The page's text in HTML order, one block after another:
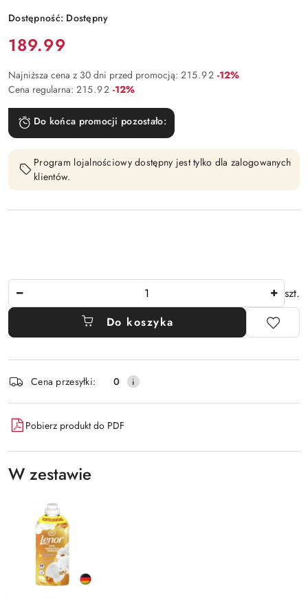
Dostępność: Dostępny
Cena:
189.99
Najniższa cena z 30 dni przed promocją: 215.92 Rabat:
-12%
Cena regularna: 215.92 Rabat:
-12%
Do końca promocji pozostało:
Program lojalnościowy dostępny jest tylko dla zalogowanych
klientów.
szt.
Do koszyka
i
dostawa
Cena przesyłki: 0
Pobierz produkt do PDF
W zestawie